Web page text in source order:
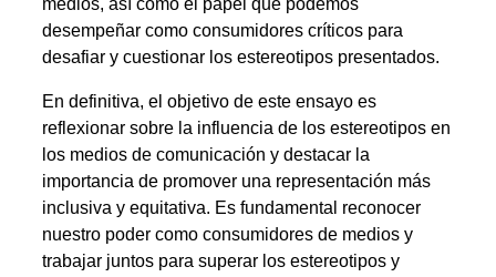
medios, así como el papel que podemos
desempeñar como consumidores críticos para
desafiar y cuestionar los estereotipos presentados.
En definitiva, el objetivo de este ensayo es
reflexionar sobre la influencia de los estereotipos en
los medios de comunicación y destacar la
importancia de promover una representación más
inclusiva y equitativa. Es fundamental reconocer
nuestro poder como consumidores de medios y
trabajar juntos para superar los estereotipos y